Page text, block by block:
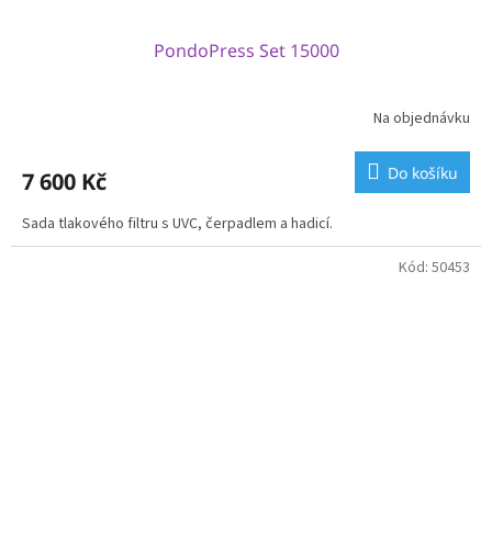
PondoPress Set 15000
Na objednávku
7 600 Kč Do košíku
Sada tlakového filtru s UVC, čerpadlem a hadicí.
Kód: 50453